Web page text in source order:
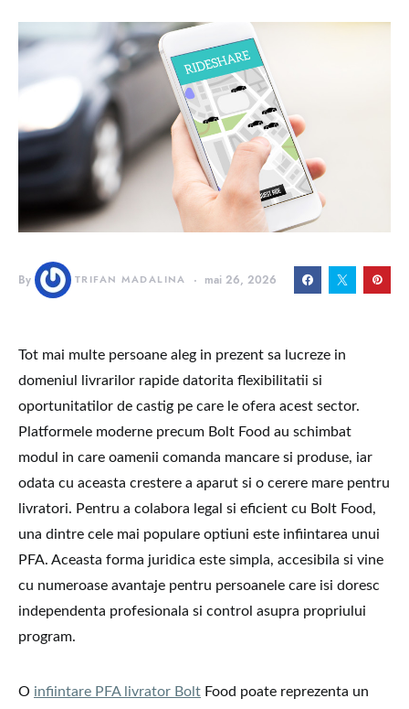
By TRIFAN MADALINA mai 26, 2026
Tot mai multe persoane aleg in prezent sa lucreze in
domeniul livrarilor rapide datorita flexibilitatii si
oportunitatilor de castig pe care le ofera acest sector.
Platformele moderne precum Bolt Food au schimbat
modul in care oamenii comanda mancare si produse, iar
odata cu aceasta crestere a aparut si o cerere mare pentru
livratori. Pentru a colabora legal si eficient cu Bolt Food,
una dintre cele mai populare optiuni este infiintarea unui
PFA. Aceasta forma juridica este simpla, accesibila si vine
cu numeroase avantaje pentru persoanele care isi doresc
independenta profesionala si control asupra propriului
program.
O infiintare PFA livrator Bolt Food poate reprezenta un